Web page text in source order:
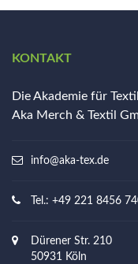
KONTAKT
Die Akademie für
Aka Merch & Textil
info@aka-tex.de
Tel.: +49 221 8456
Dürener Str. 210
50931 Köln